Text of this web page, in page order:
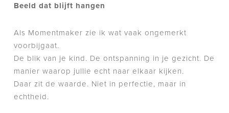
Beeld dat blijft hangen
Als Momentmaker zie ik wat vaak ongemerkt
voorbijgaat.
De blik van je kind. De ontspanning in je gezicht. De
manier waarop jullie echt naar elkaar kijken.
Daar zit de waarde. Niet in perfectie, maar in
echtheid.